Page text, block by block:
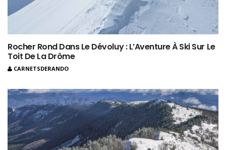
Rocher Rond Dans Le Dévoluy : L’Aventure À Ski Sur Le
Toit De La Drôme
CARNETSDERANDO